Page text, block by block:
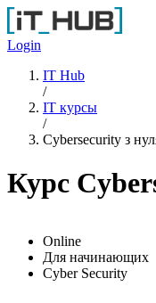
Перейти к основному
Login
IT Hub
/
IT курсы
/
Cybersecurity з
Курс
Online
Для начинающих
Cyber Security